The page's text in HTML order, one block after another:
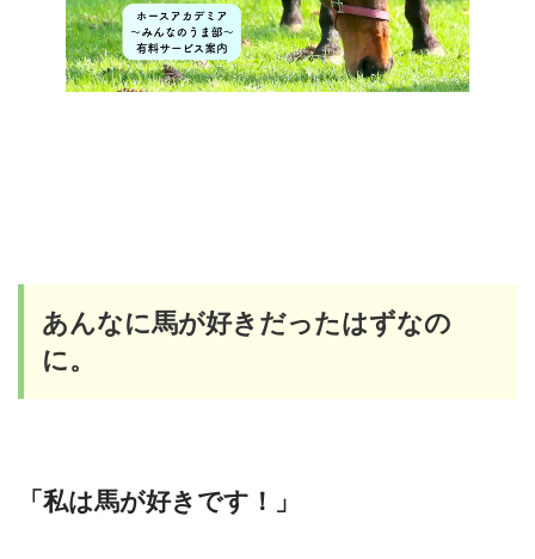
あんなに馬が好きだったはずなの
に。
「私は馬が好きです！」